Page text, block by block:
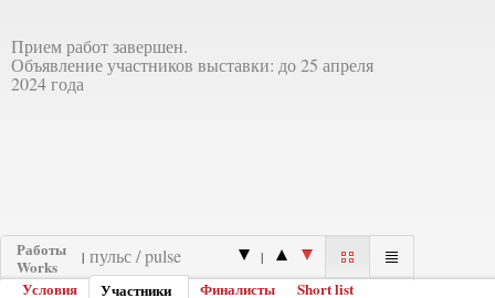
Прием работ завершен.
Объявление участников выставки: до 25 апреля
2024 года
Работы
Works
| |
Условия
Участники
Финалисты
Short list